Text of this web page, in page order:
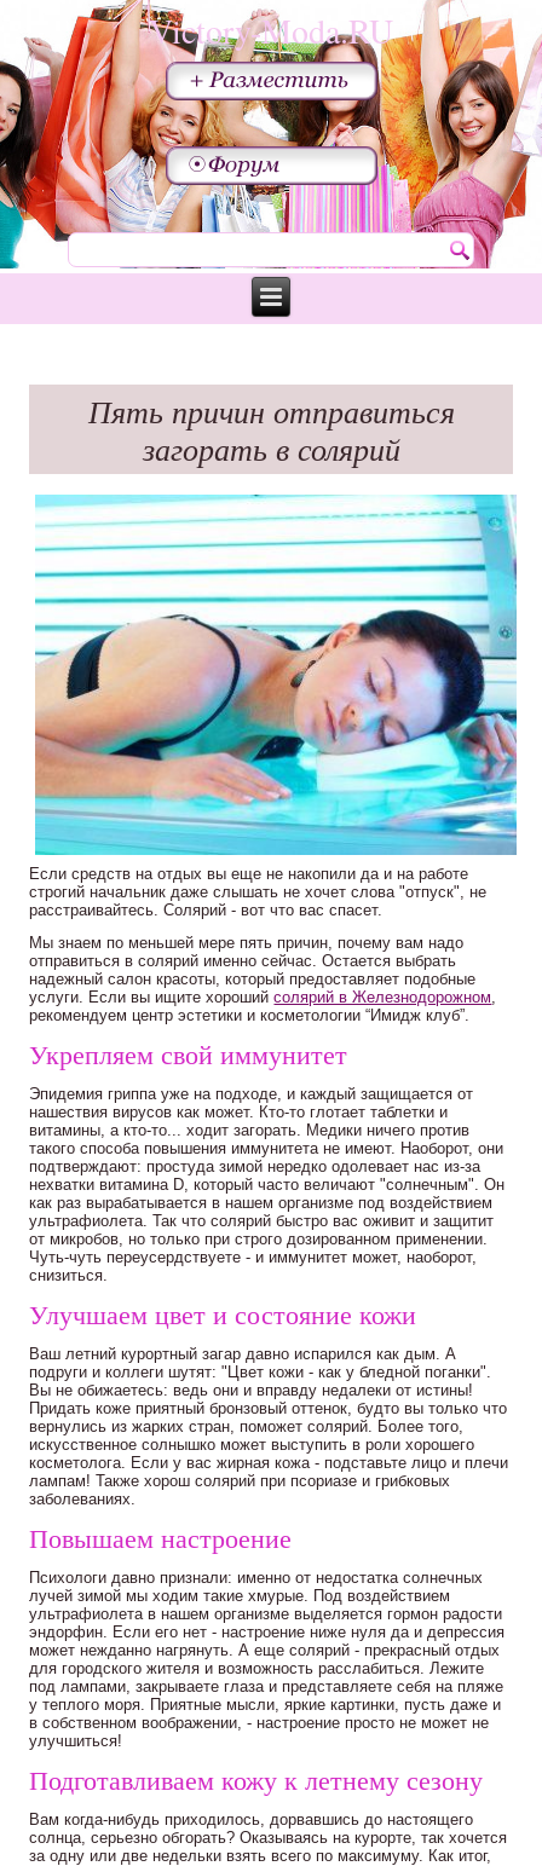
Victory-Moda.RU
Пять причин отправиться
загорать в солярий
Если средств на отдых вы еще не накопили да и на работе
строгий начальник даже слышать не хочет слова "отпуск", не
расстраивайтесь. Солярий - вот что вас спасет.
Мы знаем по меньшей мере пять причин, почему вам надо
отправиться в солярий именно сейчас. Остается выбрать
надежный салон красоты, который предоставляет подобные
услуги. Если вы ищите хорошийсолярий в Железнодорожном,
рекомендуем центр эстетики и косметологии “Имидж клуб”.
Укрепляем свой иммунитет
Эпидемия гриппа уже на подходе, и каждый защищается от
нашествия вирусов как может. Кто-то глотает таблетки и
витамины, а кто-то... ходит загорать. Медики ничего против
такого способа повышения иммунитета не имеют. Наоборот, они
подтверждают: простуда зимой нередко одолевает нас из-за
нехватки витамина D, который часто величают "солнечным". Он
как раз вырабатывается в нашем организме под воздействием
ультрафиолета. Так что солярий быстро вас оживит и защитит
от микробов, но только при строго дозированном применении.
Чуть-чуть переусердствуете - и иммунитет может, наоборот,
снизиться.
Улучшаем цвет и состояние кожи
Ваш летний курортный загар давно испарился как дым. А
подруги и коллеги шутят: "Цвет кожи - как у бледной поганки".
Вы не обижаетесь: ведь они и вправду недалеки от истины!
Придать коже приятный бронзовый оттенок, будто вы только что
вернулись из жарких стран, поможет солярий. Более того,
искусственное солнышко может выступить в роли хорошего
косметолога. Если у вас жирная кожа - подставьте лицо и плечи
лампам! Также хорош солярий при псориазе и грибковых
заболеваниях.
Повышаем настроение
Психологи давно признали: именно от недостатка солнечных
лучей зимой мы ходим такие хмурые. Под воздействием
ультрафиолета в нашем организме выделяется гормон радости
эндорфин. Если его нет - настроение ниже нуля да и депрессия
может нежданно нагрянуть. А еще солярий - прекрасный отдых
для городского жителя и возможность расслабиться. Лежите
под лампами, закрываете глаза и представляете себя на пляже
у теплого моря. Приятные мысли, яркие картинки, пусть даже и
в собственном воображении, - настроение просто не может не
улучшиться!
Подготавливаем кожу к летнему сезону
Вам когда-нибудь приходилось, дорвавшись до настоящего
солнца, серьезно обгорать? Оказываясь на курорте, так хочется
за одну или две недельки взять всего по максимуму. Как итог,